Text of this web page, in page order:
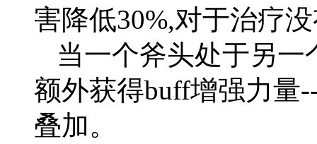
害降低30%,对于治疗
当一个斧头处于另一
额外获得buff增强力量
叠加。